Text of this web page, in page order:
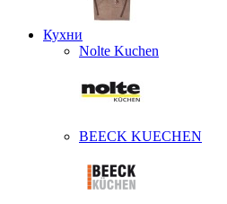
Кухни
Nolte Kuchen
BEECK KUECHEN